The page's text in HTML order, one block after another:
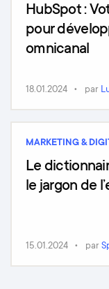
HubSpot :
pour
omnicanal
18.01.2024 par
MARKETING &
Le
le jargon de
15.01.2024 par